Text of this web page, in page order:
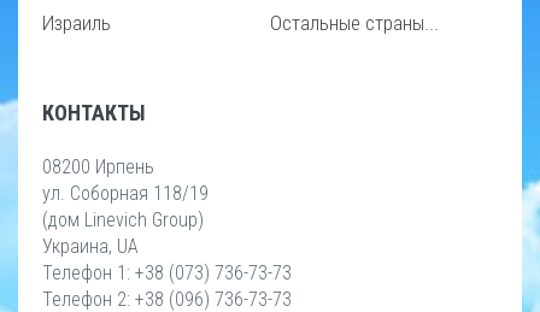
Израиль
Остальные страны...
КОНТАКТЫ
08200 Ирпень
ул. Соборная 118/19
(дом Linevich Group)
Украина, UA
Телефон 1: +38 (073) 736-73-73
Телефон 2: +38 (096) 736-73-73